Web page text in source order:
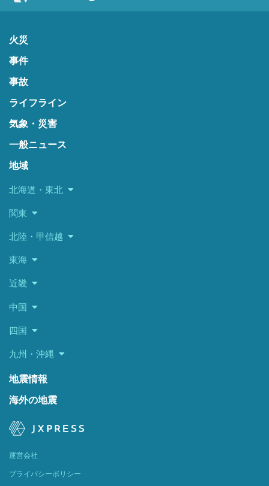
火災
事件
事故
ライフライン
気象・災害
一般ニュース
地域
北海道・東北
関東
北陸・甲信越
東海
近畿
中国
四国
九州・沖縄
地震情報
海外の地震
運営会社
プライバシーポリシー